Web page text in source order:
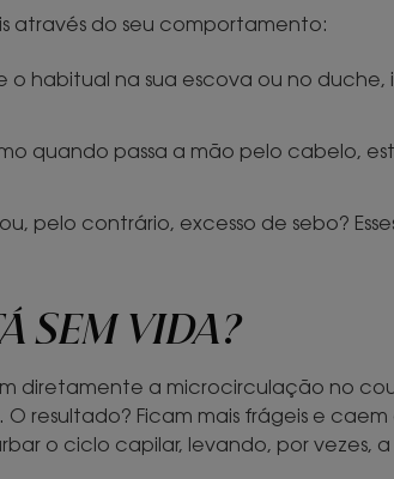
através do seu comportamento:
habitual na sua escova ou no duche,
quando passa a mão pelo cabelo,
pelo contrário, excesso de sebo?
SEM VIDA?
diretamente a microcirculação no
resultado? Ficam mais frágeis e
o ciclo capilar, levando, por vezes,